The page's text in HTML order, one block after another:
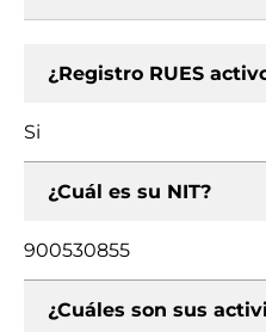
¿Registro RUES
Si
¿Cuál es su NIT?
900530855
¿Cuáles son sus